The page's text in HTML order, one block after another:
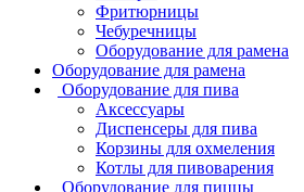
Фритюрницы
Чебуречницы
Оборудование для рамена
Оборудование для рамена
Оборудование для пива
Аксессуары
Диспенсеры для пива
Корзины для охмеления
Котлы для пивоварения
Оборудование для пиццы